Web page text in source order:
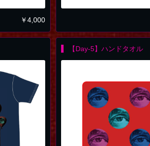
￥4,000
【Day-5】ハンドタオル